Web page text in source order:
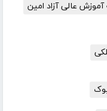
عالی آزاد امین